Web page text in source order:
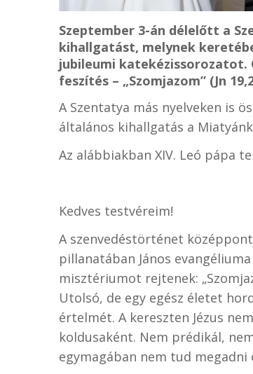
Szeptember 3-án délelőtt a
kihallgatást, melynek
jubileumi katekézissorozatot.
feszítés – „Szomjazom” (Jn
A Szentatya más nyelveken is
általános kihallgatás a
Az alábbiakban XIV. Leó pápa
Kedves testvéreim!
A szenvedéstörténet
pillanatában János
misztériumot rejtenek:
Utolsó, de egy egész életet
értelmét. A kereszten Jézus
koldusaként. Nem prédikál,
egymagában nem tud megadni